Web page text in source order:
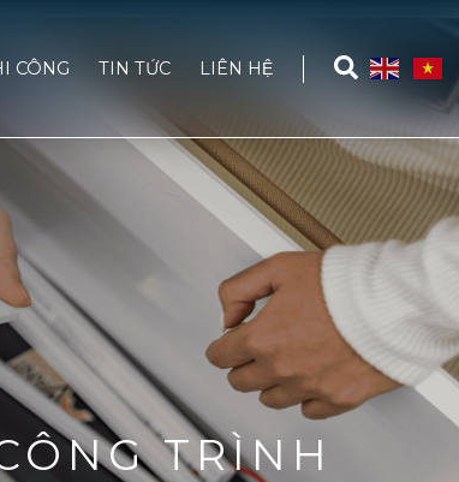
CÔNG TIN TỨC LIÊN HỆ
TRÌNH